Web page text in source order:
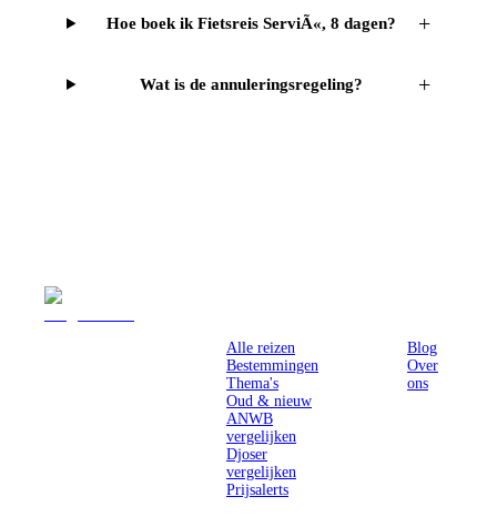
Hoe boek ik Fietsreis ServiÃ«, 8 dagen? +
Wat is de annuleringsregeling? +
Alle reizen
Bestemmingen
Thema's
Oud & nieuw
ANWB
vergelijken
Djoser
vergelijken
Prijsalerts
Blog
Over
ons